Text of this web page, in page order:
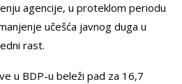
agencije, u proteklom periodu
učešća javnog duga u
rast.
u BDP-u beleži pad za 16,7